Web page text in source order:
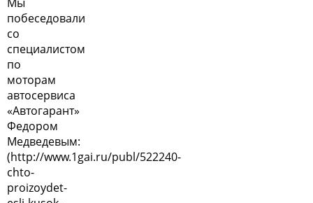
побеседовали
со
специалистом
по
моторам
автосервиса
«Автогарант»
Федором
Медведевым:
(http://www.1gai.ru/publ/522240-
chto-
proizoydet-